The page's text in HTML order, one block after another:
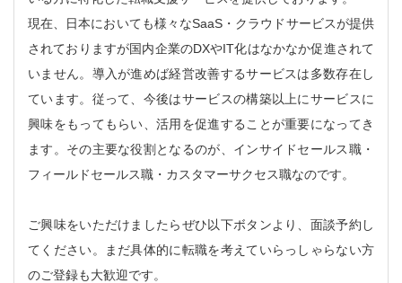
現在、日本においても様々なSaaS・クラウドサービスが提供
されておりますが国内企業のDXやIT化はなかなか促進されて
いません。導入が進めば経営改善するサービスは多数存在し
ています。従って、今後はサービスの構築以上にサービスに
興味をもってもらい、活用を促進することが重要になってき
ます。その主要な役割となるのが、インサイドセールス職・
フィールドセールス職・カスタマーサクセス職なのです。
ご興味をいただけましたらぜひ以下ボタンより、面談予約し
てください。まだ具体的に転職を考えていらっしゃらない方
のご登録も大歓迎です。